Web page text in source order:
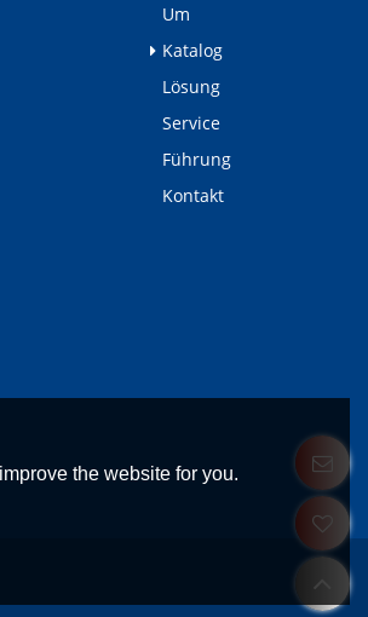
Um
Katalog
Lösung
Service
Führung
Kontakt
the website for you.